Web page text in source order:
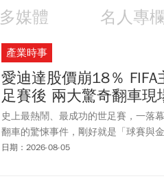
多媒體 名人專欄
產業時事
愛迪達股價崩18％
足賽後 兩大驚奇翻車現
史上最熱鬧、最成功的世足賽，一落
翻車的驚悚事件，剛好就是「球賽與
日期：2026-08-05